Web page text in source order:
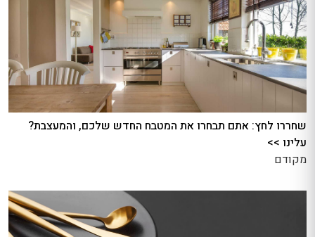
שחררו לחץ: אתם תבחרו את המטבח החדש שלכם, והמעצבת?
עלינו >>
מקודם